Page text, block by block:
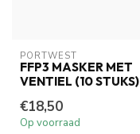
PORTWEST
FFP3 MASKER MET
VENTIEL (10 STUKS)
€18,50
Op voorraad